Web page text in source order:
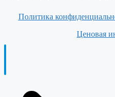
Политика
Ценовая